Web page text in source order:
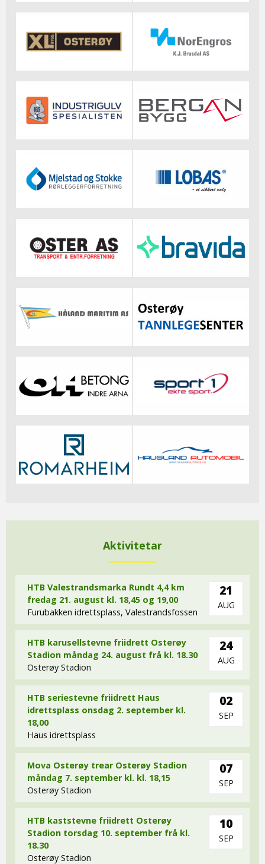
Aktivitetar
HTB Valestrandsmarka Rundt 4,4 km
fredag 21. august kl. 18,45 og 19,00
Furubakken idrettsplass, Valestrandsfossen
21
AUG
HTB karusellstevne friidrett Osterøy
Stadion måndag 24. august frå kl. 18.30
Osterøy Stadion
24
AUG
HTB seriestevne friidrett Haus
idrettsplass onsdag 2. september kl.
18,00
Haus idrettsplass
02
SEP
Mova Osterøy trear Osterøy Stadion
måndag 7. september kl. kl. 18,15
Osterøy Stadion
07
SEP
HTB kaststevne friidrett Osterøy
Stadion torsdag 10. september frå kl.
18.30
Osterøy Stadion
10
SEP